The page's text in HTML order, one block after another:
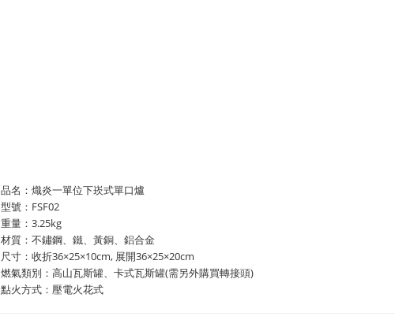
品名：熾炎一單位下崁式單口爐
型號：FSF02
重量：3.25kg
材質：不鏽鋼、鐵、黃銅、鋁合金
尺寸：收折36×25×10cm, 展開36×25×20cm
燃氣類別：高山瓦斯罐、卡式瓦斯罐(需另外購買轉接頭)
點火方式：壓電火花式